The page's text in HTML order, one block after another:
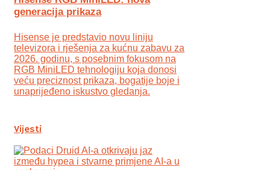
generacija prikaza
Hisense je predstavio novu liniju
televizora i rješenja za kućnu zabavu za
2026. godinu, s posebnim fokusom na
RGB MiniLED tehnologiju koja donosi
veću preciznost prikaza, bogatije boje i
unaprijeđeno iskustvo gledanja.
Vijesti